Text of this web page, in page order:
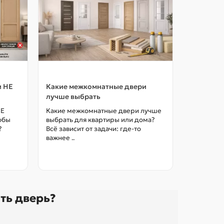
НЕ
Какие межкомнатные двери
лучше выбрать
Какие межкомнатные двери лучше
выбрать для квартиры или дома?
Всё зависит от задачи: где-то
важнее ..
дверь?